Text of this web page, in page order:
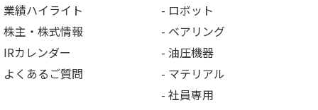
業績ハイライト
株主・株式情報
IRカレンダー
よくあるご質問
ロボット
ベアリング
油圧機器
マテリアル
社員専用